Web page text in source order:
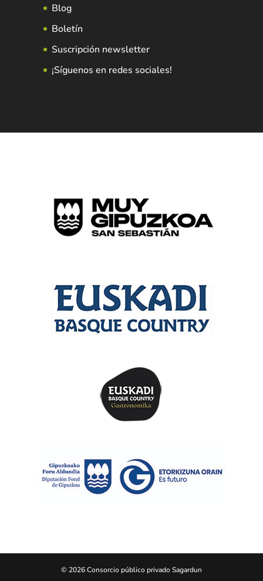
Blog
Boletín
Suscripción newsletter
¡Síguenos en redes sociales!
© 2026 Consorcio público privado Sagardun